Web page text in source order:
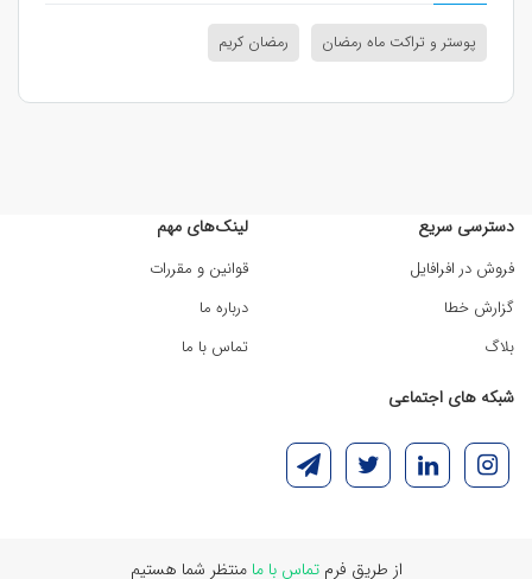
پوستر و تراکت ماه رمضان رمضان کریم
دسترسی سریع
فروش در افرافایل
گزارش خطا
بلاگ
لینک‌های مهم
قوانین و مقررات
درباره ما
تماس با ما
شبکه های اجتماعی
از طریق فرمتماس با ما منتظر شما هستیم